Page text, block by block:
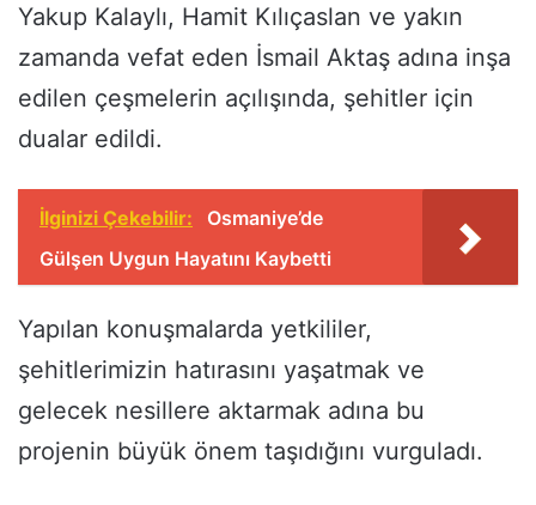
Yakup Kalaylı, Hamit Kılıçaslan ve yakın
zamanda vefat eden İsmail Aktaş adına inşa
edilen çeşmelerin açılışında, şehitler için
dualar edildi.
İlginizi Çekebilir:
Osmaniye’de
Gülşen Uygun Hayatını Kaybetti
Yapılan konuşmalarda yetkililer,
şehitlerimizin hatırasını yaşatmak ve
gelecek nesillere aktarmak adına bu
projenin büyük önem taşıdığını vurguladı.